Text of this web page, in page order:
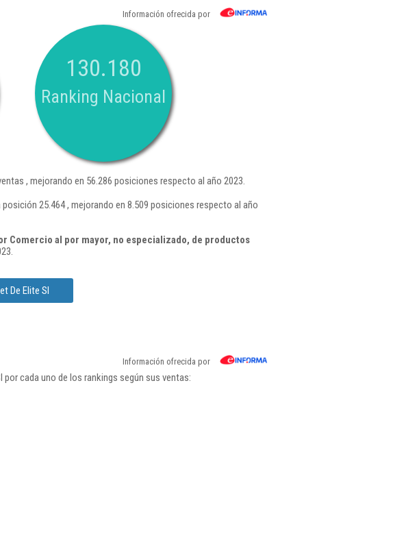
Información ofrecida por
130.180
Ranking Nacional
, mejorando en 56.286 posiciones respecto al año 2023.
25.464 , mejorando en 8.509 posiciones respecto al año
Comercio al por mayor, no especializado, de productos
De Elite Sl
Información ofrecida por
cada uno de los rankings según sus ventas: